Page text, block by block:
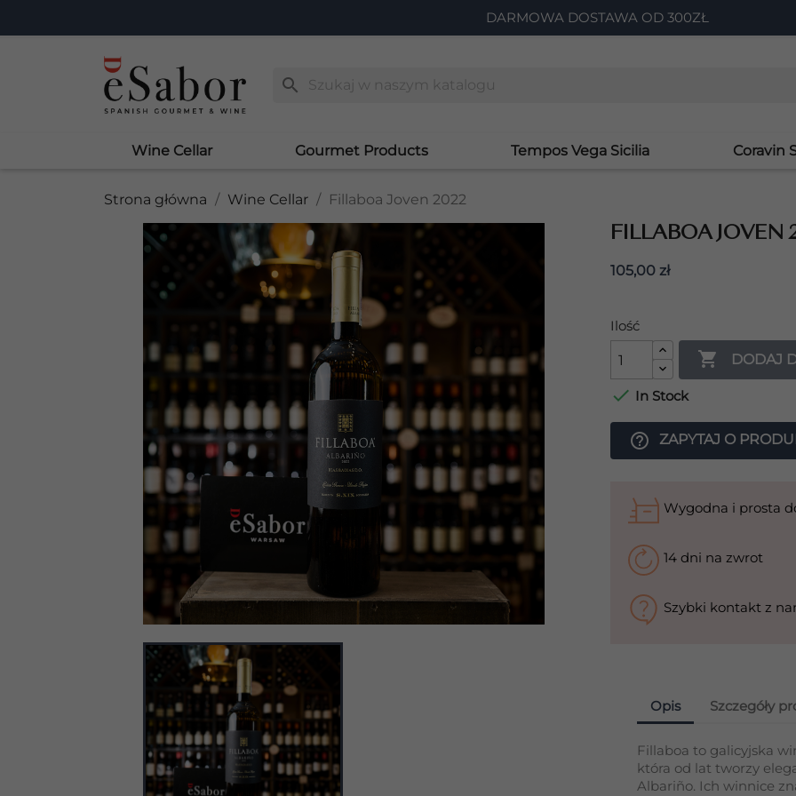
DARMOWA DOSTAWA OD 300ZŁ
search
Wine Cellar Gourmet Products Tempos Vega Sicilia Coravin
Strona główna Wine Cellar Fillaboa Joven 2022
FILLABOA JOVEN
105,00 zł
Ilość
 DODAJ
 In Stock
help_outline ZAPYTAJ O
Wygodna i prosta
14 dni na zwrot
Szybki kontakt z
Opis Szczegóły
Fillaboa to galicyjska
która od lat tworzy
Albariño. Ich winnice